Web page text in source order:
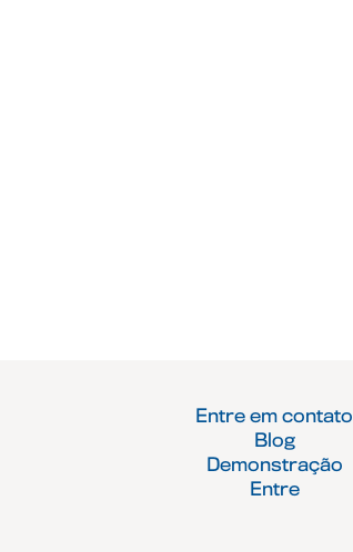
Entre em contato
Blog
Demonstração
Entre